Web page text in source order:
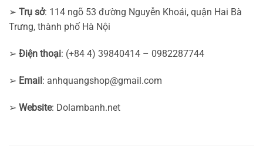
➢ Trụ sở: 114 ngõ 53 đường Nguyễn Khoái, quận Hai Bà
Trưng, thành phố Hà Nội
➢ Điện thoại: (+84 4) 39840414 – 0982287744
➢ Email: anhquangshop@gmail.com
➢ Website: Dolambanh.net